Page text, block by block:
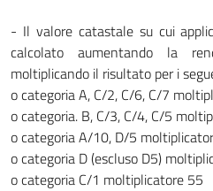
- Il valore catastale su cui
calcolato aumentando la
moltiplicando il risultato per i
o categoria A, C/2, C/6, C/7
o categoria. B, C/3, C/4, C/5
o categoria A/10, D/5
o categoria D (escluso D5)
o categoria C/1 moltiplicatore 55